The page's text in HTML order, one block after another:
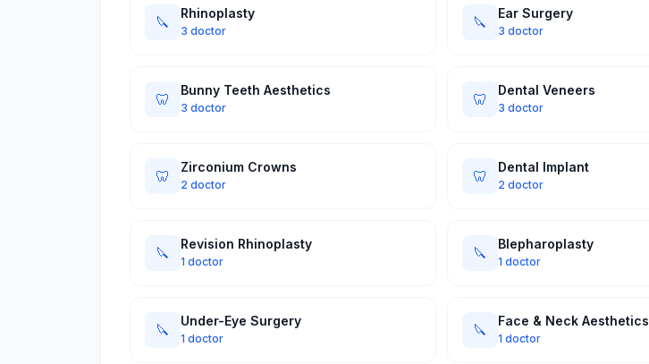
🔪
Rhinoplasty
3 doctor 🔪
Ear Surgery
3 doctor
🦷
Bunny Teeth Aesthetics
3 doctor 🦷
Dental Veneers
3 doctor
🦷
Zirconium Crowns
2 doctor 🦷
Dental Implant
2 doctor
🔪
Revision Rhinoplasty
1 doctor 🔪
Blepharoplasty
1 doctor
🔪
Under-Eye Surgery
1 doctor 🔪
Face & Neck Aesthetics
1 doctor